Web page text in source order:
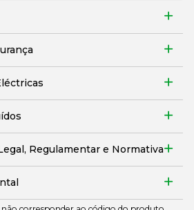
Regulamentar e Normativa